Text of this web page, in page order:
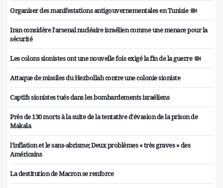
Organiser des manifestations antigouvernementales en Tunisie
Iran considère l'arsenal nucléaire israélien comme une menace pour la
sécurité
Les colons sionistes ont une nouvelle fois exigé la fin de la guerre
Attaque de missiles du Hezbollah contre une colonie sioniste
Captifs sionistes tués dans les bombardements israéliens
Près de 130 morts à la suite de la tentative d'évasion de la prison de
Makala
l'inflation et le sans-abrisme; Deux problèmes « très graves » des
Américains
La destitution de Macron se renforce